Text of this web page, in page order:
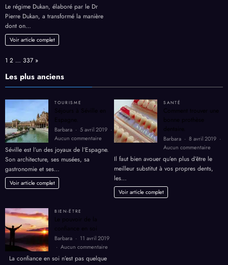
100
Le régime Dukan, élaboré par le Dr
Pierre Dukan, a transformé la manière
dont on…
Voir article complet
Page:
1 2 … 337 Next
»
Les plus anciens
TOURISME
Séjours à Séville en
Espagne.
Barbara
5 avril 2019
Aucun commentaire
Séjours
Espagne.
Séville est l’un des joyaux de l’Espagne.
Son architecture, ses musées, sa
gastronomie et ses…
Voir article complet
SANTÉ
Comment trouver une
bonne prothèse
dentaire.
Barbara
8 avril 2019
Aucun commentaire
une
Il faut bien avouer qu’en plus d’être le
meilleur substitut à vos propres dents,
les…
Voir article complet
BIEN-ËTRE
Le pouvoir de la
confiance en soi
Barbara
11 avril 2019
Aucun commentaire
La confiance en soi n’est pas quelque